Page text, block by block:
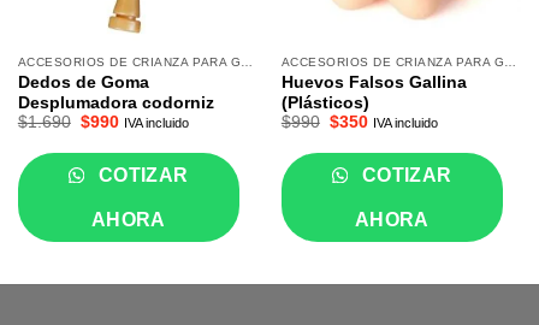
ACCESORIOS DE CRIANZA PARA GALLINAS
Dedos de Goma
Desplumadora codorniz
$1.690 El
original
era:
$1.690.
$990El
actual
es:
$990.
IVA incluido
COTIZAR
AHORA
ACCESORIOS DE CRIANZA PARA GALLINAS
Huevos Falsos Gallina
(Plásticos)
$990 El
original
era:
$990.
$350El
actual
es:
$350.
IVA incluido
COTIZAR
AHORA